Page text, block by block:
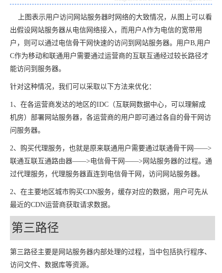
上图表示用户访问网站服务器时网络的大致情况，从图上可以看
出假设网站服务器从电信网络接入，而用户A作为电信的宽带用
户，则可以通过电信骨干网快速的访问到网站服务器。用户B,用户
C作为移动和联通用户需要通过运营商的互联互通经过较长路径才
能访问到服务器。
针对这种情况，我们可以采取以下方法来优化：
1、在各运营商发达的地区的IDC（互联网数据中心，可以理解成
机房）部署网站服务器，各运营商的用户即可通过各自的骨干网访
问服务器。
2、购买代理服务，也就是原来联通用户需要通过联通骨干网——>
联通互联互通路由器——>电信骨干网——>网站服务器的过程。通
过代理服务，代理服务器直连到电信骨干网，访问网站服务器。
2、在主要地区城市购买CDN服务，缓存对应的数据，用户可先从
最近的CDN运营商获取请求数据。
第三路径
第三路径主要是网站服务器内部处理的过程，当中包括执行程序、
访问文件、数据库等资源。